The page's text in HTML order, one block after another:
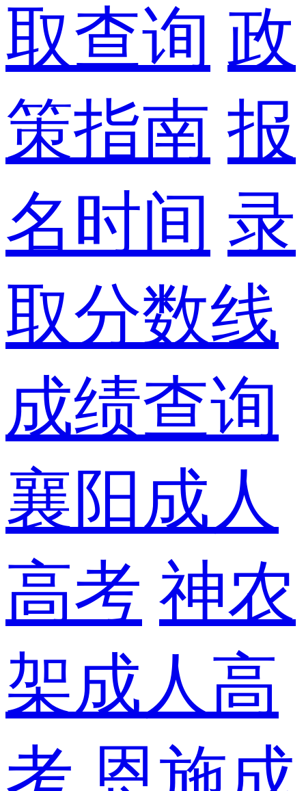
取查询 政
策指南 报
名时间 录
取分数线
成绩查询
襄阳成人
高考 神农
架成人高